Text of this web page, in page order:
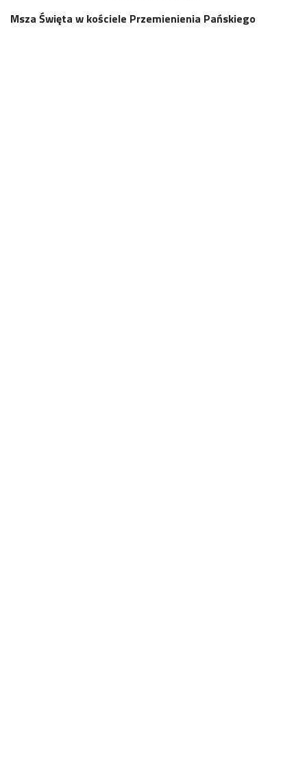
Msza Święta w kościele Przemienienia Pańskiego